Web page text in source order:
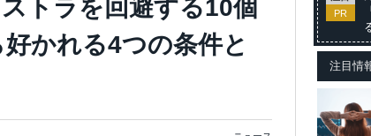
トラを回避する10個
かれる4つの条件と
PR
注目情